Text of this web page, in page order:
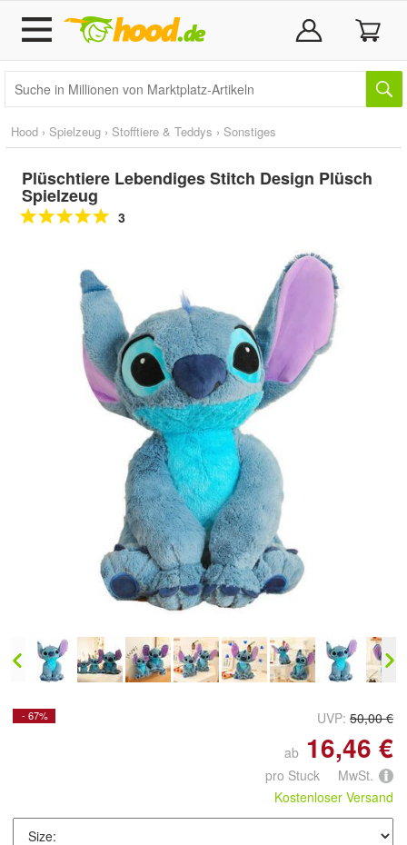
Hood › Spielzeug › Stofftiere & Teddys › Sonstiges
Plüschtiere Lebendiges Stitch Design Plüsch
Spielzeug
3
Doppelt antippen zum
vergrößern
- 67% UVP: 50,00 €
ab 16,46 €
pro Stuck MwSt.
Kostenloser Versand